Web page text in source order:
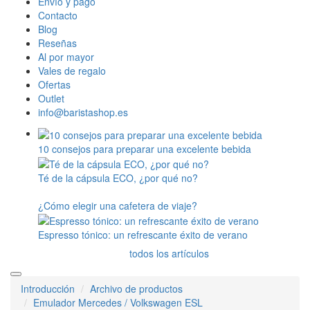
Contacto
Blog
Reseñas
Al por mayor
Vales de regalo
Ofertas
Outlet
info@baristashop.es
10 consejos para preparar una excelente bebida
Té de la cápsula ECO, ¿por qué no?
¿Cómo elegir una cafetera de viaje?
Espresso tónico: un refrescante éxito de verano
todos los artículos
Introducción
Archivo de productos
Emulador Mercedes / Volkswagen ESL